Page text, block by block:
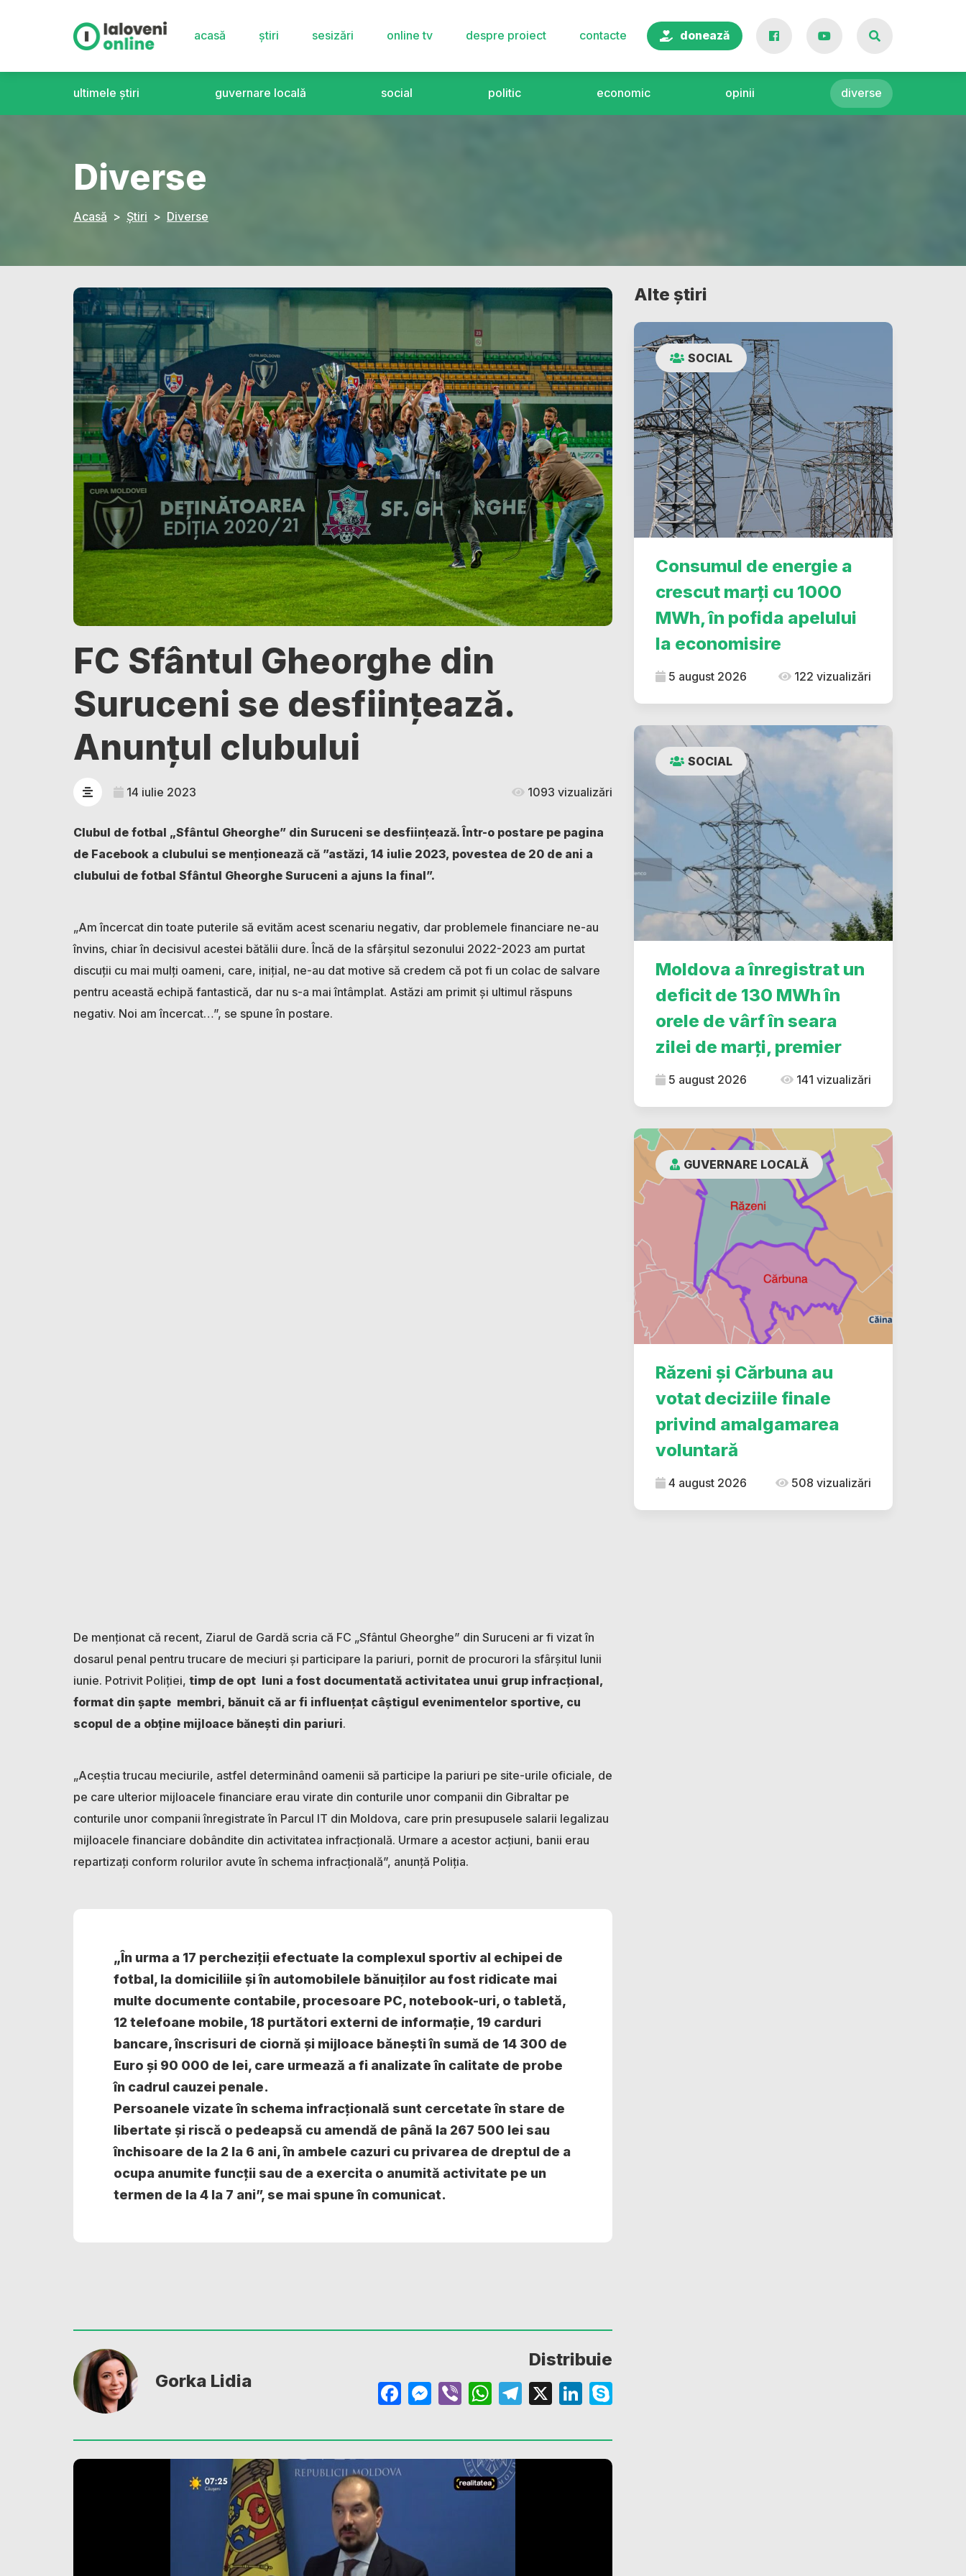
acasă știri sesizări online tv despre proiect contacte donează
ultimele știri guvernare locală social politic economic opinii diverse
Diverse
Acasă Știri Diverse
FC Sfântul Gheorghe din
Suruceni se desființează.
Anunțul clubului
14 iulie 2023 1093 vizualizări
Clubul de fotbal „Sfântul Gheorghe” din Suruceni se desființează. Într-o postare pe pagina
de Facebook a clubului se menționează că ”astăzi, 14 iulie 2023, povestea de 20 de ani a
clubului de fotbal Sfântul Gheorghe Suruceni a ajuns la final”.
„Am încercat din toate puterile să evităm acest scenariu negativ, dar problemele financiare ne-au
învins, chiar în decisivul acestei bătălii dure. Încă de la sfârșitul sezonului 2022-2023 am purtat
discuții cu mai mulți oameni, care, inițial, ne-au dat motive să credem că pot fi un colac de salvare
pentru această echipă fantastică, dar nu s-a mai întâmplat. Astăzi am primit și ultimul răspuns
negativ. Noi am încercat…”, se spune în postare.
De menționat că recent, Ziarul de Gardă scria că FC „Sfântul Gheorghe” din Suruceni ar fi vizat în
dosarul penal pentru trucare de meciuri și participare la pariuri, pornit de procurori la sfârșitul lunii
iunie. Potrivit Poliției, timp de opt luni a fost documentată activitatea unui grup infracțional,
format din șapte membri, bănuit că ar fi influențat câștigul evenimentelor sportive, cu
scopul de a obține mijloace bănești din pariuri.
„Aceștia trucau meciurile, astfel determinând oamenii să participe la pariuri pe site-urile oficiale, de
pe care ulterior mijloacele financiare erau virate din conturile unor companii din Gibraltar pe
conturile unor companii înregistrate în Parcul IT din Moldova, care prin presupusele salarii legalizau
mijloacele financiare dobândite din activitatea infracțională. Urmare a acestor acțiuni, banii erau
repartizați conform rolurilor avute în schema infracțională”, anunță Poliția.
„În urma a 17 percheziții efectuate la complexul sportiv al echipei de
fotbal, la domiciliile și în automobilele bănuiților au fost ridicate mai
multe documente contabile, procesoare PC, notebook-uri, o tabletă,
12 telefoane mobile, 18 purtători externi de informație, 19 carduri
bancare, înscrisuri de ciornă și mijloace bănești în sumă de 14 300 de
Euro și 90 000 de lei, care urmează a fi analizate în calitate de probe
în cadrul cauzei penale.
Persoanele vizate în schema infracțională sunt cercetate în stare de
libertate și riscă o pedeapsă cu amendă de până la 267 500 lei sau
închisoare de la 2 la 6 ani, în ambele cazuri cu privarea de dreptul de a
ocupa anumite funcţii sau de a exercita o anumită activitate pe un
termen de la 4 la 7 ani”, se mai spune în comunicat.
Gorka Lidia
Distribuie
Facebook
Messenger
ViberWhatsApp
Telegram
X LinkedIn
Alte știri
SOCIAL
Consumul de energie a
crescut marți cu 1000
MWh, în pofida apelului
la economisire
5 august 2026 122 vizualizări
SOCIAL
Moldova a înregistrat un
deficit de 130 MWh în
orele de vârf în seara
zilei de marți, premier
5 august 2026 141 vizualizări
GUVERNARE LOCALĂ
Răzeni și Cărbuna au
votat deciziile finale
privind amalgamarea
voluntară
4 august 2026 508 vizualizări